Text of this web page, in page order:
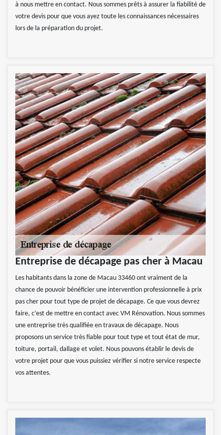
à nous mettre en contact. Nous sommes prêts à assurer la fiabilité de
votre devis pour que vous ayez toute les connaissances nécessaires
lors de la préparation du projet.
Entreprise de décapage pas cher à Macau
Les habitants dans la zone de Macau 33460 ont vraiment de la
chance de pouvoir bénéficier une intervention professionnelle à prix
pas cher pour tout type de projet de décapage. Ce que vous devrez
faire, c’est de mettre en contact avec VM Rénovation. Nous sommes
une entreprise très qualifiée en travaux de décapage. Nous
proposons un service très fiable pour tout type et tout état de mur,
toiture, portail, dallage et volet. Nous pouvons établir le devis de
votre projet pour que vous puissiez vérifier si notre service respecte
vos attentes.